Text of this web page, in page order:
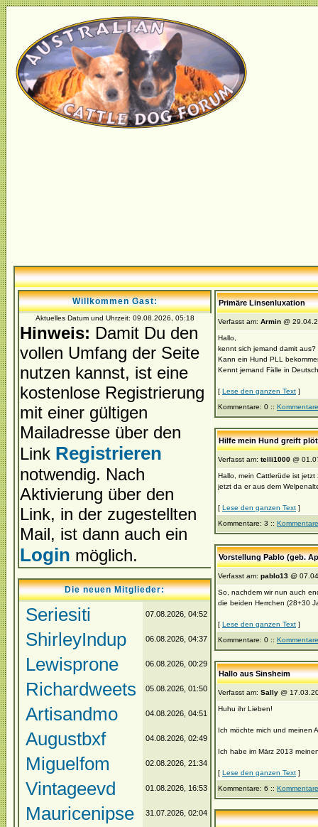
Willkommen Gast:
Aktuelles Datum und Uhrzeit: 09.08.2026, 05:18
Hinweis: Damit Du den
vollen Umfang der Seite
nutzen kannst, ist eine
kostenlose Registrierung
mit einer gültigen
Mailadresse über den
Link Registrieren
notwendig. Nach
Aktivierung über den
Link, in der zugestellten
Mail, ist dann auch ein
Login möglich.
Die neuen Mitglieder:
Seriesiti 07.08.2026, 04:52
ShirleyIndup 06.08.2026, 04:37
Lewisprone 06.08.2026, 00:29
Richardweets 05.08.2026, 01:50
Artisandmo 04.08.2026, 04:51
Augustbxf 04.08.2026, 02:49
Miguelfom 02.08.2026, 21:34
Vintageevd 01.08.2026, 16:53
Mauricenipse 31.07.2026, 02:04
Primäre Linsenluxation
Verfasst am: Armin @
Hallo,
kennt sich jemand damit aus?
Kann ein Hund PLL
Kennt jemand Fälle in
[ Lese den ganzen Text ]
Kommentare: 0 ::
Hilfe mein Hund greift
Verfasst am: telli1000 @
Hallo, mein Cattlerüde ist
jetzt da er aus dem
[ Lese den ganzen Text ]
Kommentare: 3 ::
Vorstellung Pablo (geb.
Verfasst am: pablo13 @
So, nachdem wir nun auch
die beiden Herrchen (28+30
[ Lese den ganzen Text ]
Kommentare: 0 ::
Hallo aus Sinsheim
Verfasst am: Sally @
Huhu ihr Lieben!
Ich möchte mich und meinen
Ich habe im März 2013
[ Lese den ganzen Text ]
Kommentare: 6 ::